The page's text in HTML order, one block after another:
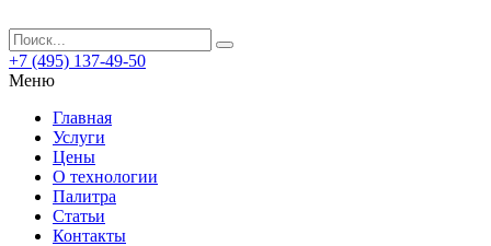
+7 (495) 137-49-50
Меню
Главная
Услуги
Цены
О технологии
Палитра
Статьи
Контакты